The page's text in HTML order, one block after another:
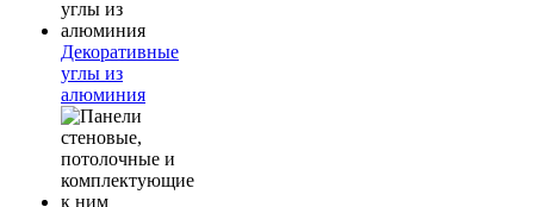
Декоративные
углы из
алюминия